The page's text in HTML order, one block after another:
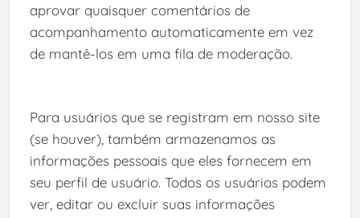
aprovar quaisquer comentários de
acompanhamento automaticamente em vez
de mantê-los em uma fila de moderação.
Para usuários que se registram em nosso site
(se houver), também armazenamos as
informações pessoais que eles fornecem em
seu perfil de usuário. Todos os usuários podem
ver, editar ou excluir suas informações